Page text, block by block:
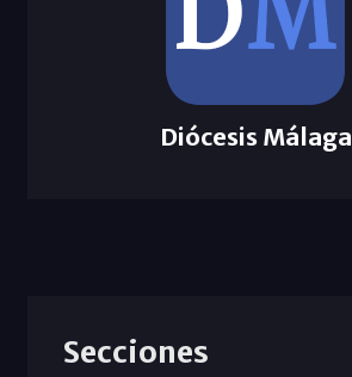
Diócesis Málaga
Secciones